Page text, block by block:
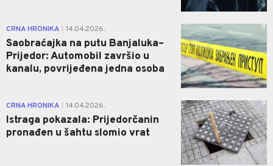
CRNA HRONIKA 14.04.2026.
Saobraćajka na putu Banjaluka–
Prijedor: Automobil završio u
kanalu, povrijeđena jedna osoba
0
CRNA HRONIKA 14.04.2026.
Istraga pokazala: Prijedorčanin
pronađen u šahtu slomio vrat
0